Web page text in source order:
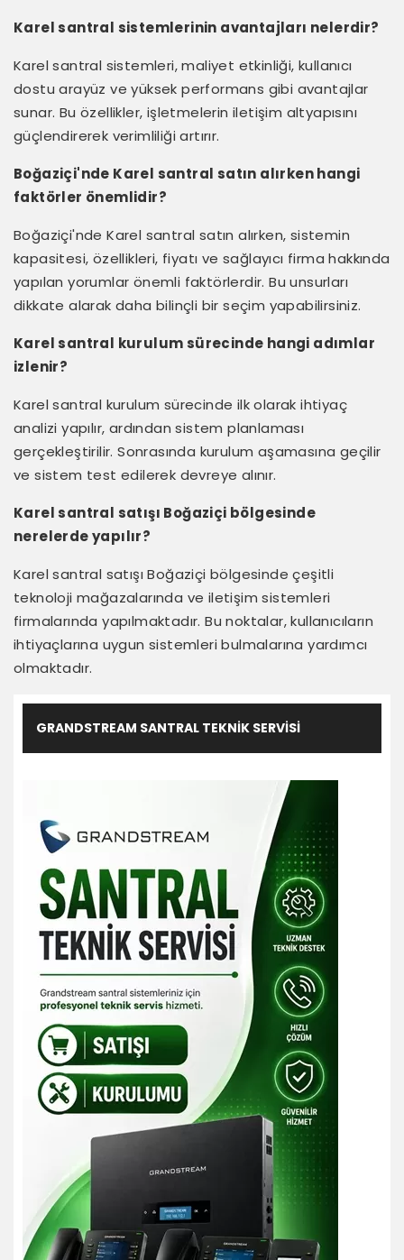
Karel santral sistemlerinin avantajları nelerdir?
Karel santral sistemleri, maliyet etkinliği, kullanıcı
dostu arayüz ve yüksek performans gibi avantajlar
sunar. Bu özellikler, işletmelerin iletişim altyapısını
güçlendirerek verimliliği artırır.
Boğaziçi'nde Karel santral satın alırken hangi
faktörler önemlidir?
Boğaziçi'nde Karel santral satın alırken, sistemin
kapasitesi, özellikleri, fiyatı ve sağlayıcı firma hakkında
yapılan yorumlar önemli faktörlerdir. Bu unsurları
dikkate alarak daha bilinçli bir seçim yapabilirsiniz.
Karel santral kurulum sürecinde hangi adımlar
izlenir?
Karel santral kurulum sürecinde ilk olarak ihtiyaç
analizi yapılır, ardından sistem planlaması
gerçekleştirilir. Sonrasında kurulum aşamasına geçilir
ve sistem test edilerek devreye alınır.
Karel santral satışı Boğaziçi bölgesinde
nerelerde yapılır?
Karel santral satışı Boğaziçi bölgesinde çeşitli
teknoloji mağazalarında ve iletişim sistemleri
firmalarında yapılmaktadır. Bu noktalar, kullanıcıların
ihtiyaçlarına uygun sistemleri bulmalarına yardımcı
olmaktadır.
GRANDSTREAM SANTRAL TEKNIK SERVISI